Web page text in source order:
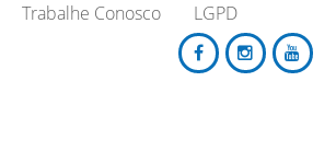
Trabalhe Conosco
LGPD